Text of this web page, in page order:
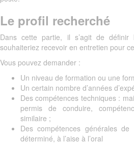
Le profil recherché
Dans cette partie, il s’agit de
souhaiteriez recevoir en entretien pour
Vous pouvez demander :
Un niveau de formation ou une
Un certain nombre d’années
Des compétences techniques :
permis de conduire,
similaire ;
Des compétences générales
déterminé, à l’aise à l’oral